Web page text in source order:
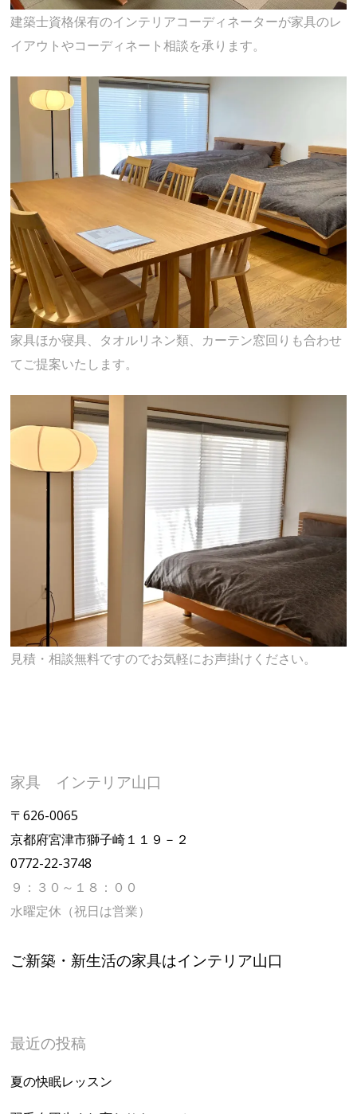
建築士資格保有のインテリアコーディネーターが家具のレ
イアウトやコーディネート相談を承ります。
家具ほか寝具、タオルリネン類、カーテン窓回りも合わせ
てご提案いたします。
見積・相談無料ですのでお気軽にお声掛けください。
家具 インテリア山口
〒626-0065
京都府宮津市獅子崎１１９－２
0772-22-3748
９：３０～１８：００
水曜定休（祝日は営業）
ご新築・新生活の家具はインテリア山口
最近の投稿
夏の快眠レッスン